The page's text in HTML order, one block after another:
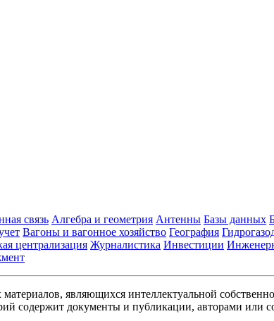
связь Алгебра и геометрия Антенны Базы данных
Вагоны и вагонное хозяйство География
централизация Журналистика Инвестиции
являющихся интеллектуальной
содержит документы и публикации, авторами или